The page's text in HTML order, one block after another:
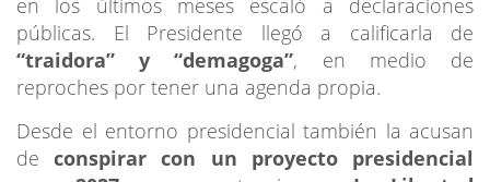
públicas. El Presidente llegó a calificarla de
“traidora” y “demagoga”, en medio de
reproches por tener una agenda propia.
Desde el entorno presidencial también la acusan
deconspirar con un proyecto presidencial